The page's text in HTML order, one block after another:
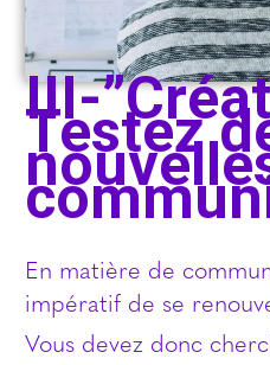
III-
Testez
En matière de
impératif de se
Vous devez donc